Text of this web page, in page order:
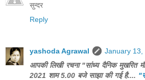
सुन्दर
Reply
yashoda Agrawal
January 13,
आपकी लिखी रचना "सांध्य दैनिक मुखरित
2021 शाम 5.00 बजे साझा की गई है....